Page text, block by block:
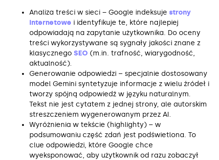
Analiza treści w sieci – Google indeksuje strony
internetowe i identyfikuje te, które najlepiej
odpowiadają na zapytanie użytkownika. Do oceny
treści wykorzystywane są sygnały jakości znane z
klasycznego SEO (m.in. trafność, wiarygodność,
aktualność).
Generowanie odpowiedzi – specjalnie dostosowany
model Gemini syntetyzuje informacje z wielu źródeł i
tworzy spójną odpowiedź w języku naturalnym.
Tekst nie jest cytatem z jednej strony, ale autorskim
streszczeniem wygenerowanym przez AI.
Wyróżnienia w tekście (highlighty) – w
podsumowaniu część zdań jest podświetlona. To
clue odpowiedzi, które Google chce
wyeksponować, aby użytkownik od razu zobaczył